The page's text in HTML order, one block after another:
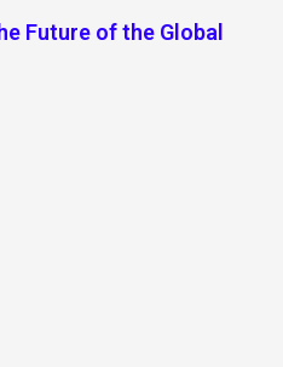
Future of the Global